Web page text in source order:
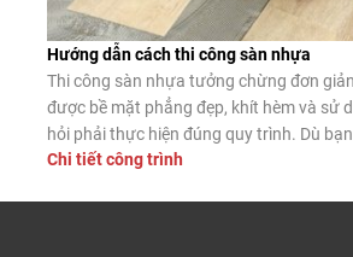
Hướng dẫn cách thi công sàn nhựa
Thi công sàn nhựa tưởng chừng đơn
được bề mặt phẳng đẹp, khít hèm và sử
hỏi phải thực hiện đúng quy trình. Dù
nghiệp hay tự lát tại nhà, nắm vững các
Chi tiết công trình